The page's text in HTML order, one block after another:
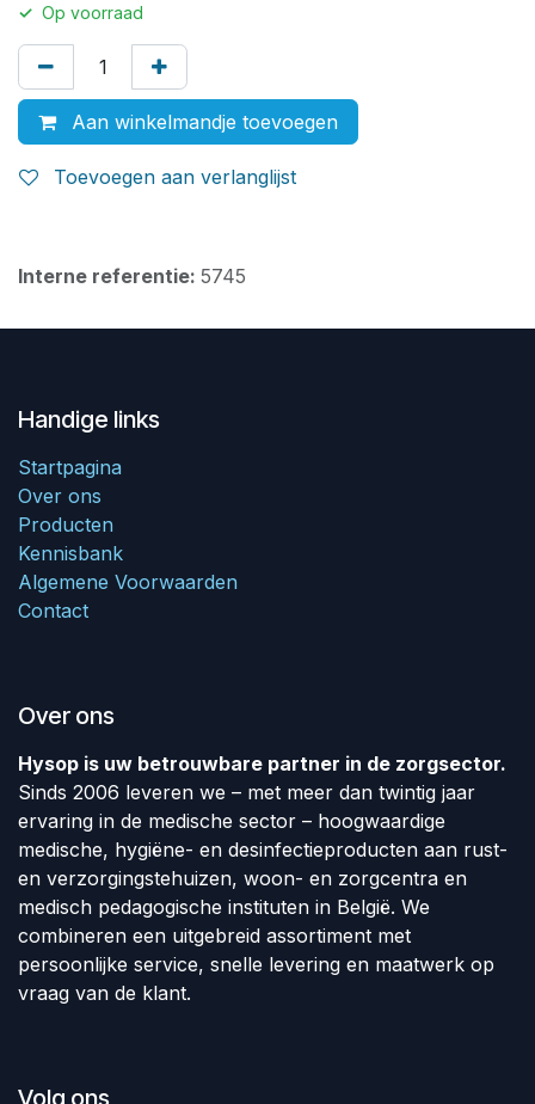
✓ Op voorraad
Aan winkelmandje toevoegen
Toevoegen aan verlanglijst
Interne referentie: 5745
Handige links
Startpagina
Over ons
Producten
Kennisbank
Algemene Voorwaarden
Contact
Over ons
Hysop is uw betrouwbare partner in de zorgsector.
Sinds 2006 leveren we – met meer dan twintig jaar
ervaring in de medische sector – hoogwaardige
medische, hygiëne- en desinfectieproducten aan rust-
en verzorgingstehuizen, woon- en zorgcentra en
medisch pedagogische instituten in België. We
combineren een uitgebreid assortiment met
persoonlijke service, snelle levering en maatwerk op
vraag van de klant.
Volg ons